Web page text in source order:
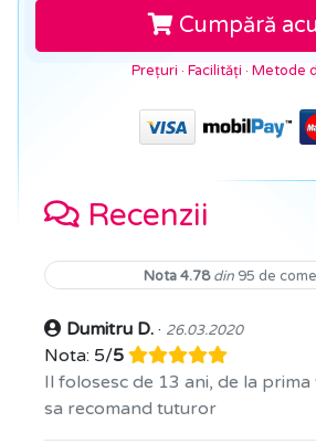
Cumpără
Prețuri · Facilități · Metode
Recenzii
Nota 4.78 din 95 de
Dumitru D. · 26.03.2020
Nota: 5/5
Il folosesc de 13 ani, de la
sa recomand tuturor